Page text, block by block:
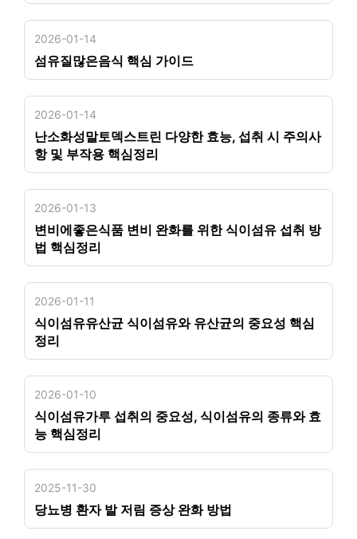
2026-01-14
섬유질많은음식 핵심 가이드
2026-01-14
난소화성말토덱스트린 다양한 효능, 섭취 시 주의사
항 및 부작용 핵심정리
2026-01-13
변비에좋은식품 변비 완화를 위한 식이섬유 섭취 방
법 핵심정리
2026-01-11
식이섬유유산균 식이섬유와 유산균의 중요성 핵심
정리
2026-01-10
식이섬유가루 섭취의 중요성, 식이섬유의 종류와 효
능 핵심정리
2025-11-30
당뇨병 환자 발 저림 증상 완화 방법